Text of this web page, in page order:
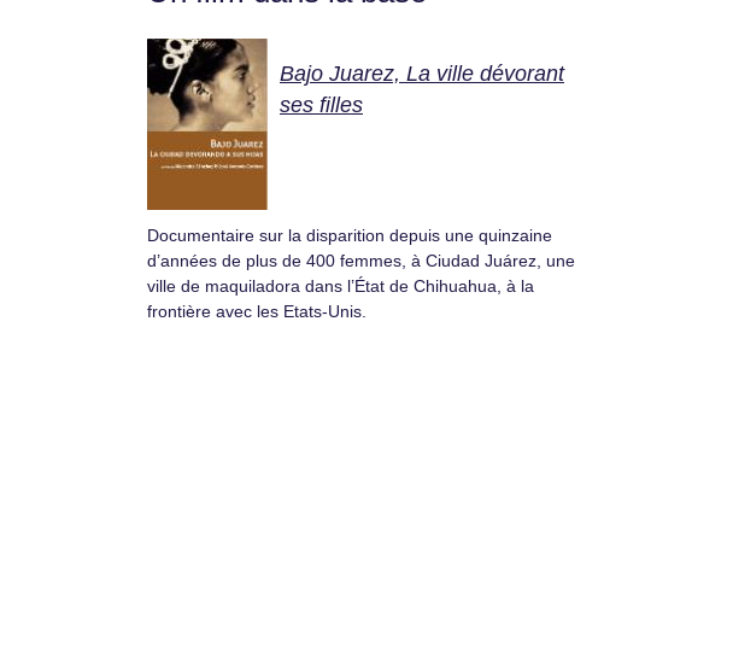
Bajo Juarez, La ville dévorant
ses filles
Documentaire sur la disparition depuis une quinzaine
d’années de plus de 400 femmes, à Ciudad Juárez, une
ville de maquiladora dans l’État de Chihuahua, à la
frontière avec les Etats-Unis.